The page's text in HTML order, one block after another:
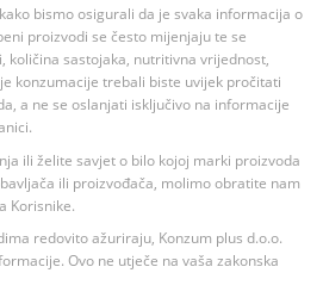
bismo osigurali da je svaka informacija o
proizvodi se često mijenjaju te se
količina sastojaka, nutritivna vrijednost,
konzumacije trebali biste uvijek pročitati
a ne se oslanjati isključivo na informacije
ili želite savjet o bilo kojoj marki proizvoda
ili proizvođača, molimo obratite nam
Korisnike.
redovito ažuriraju, Konzum plus d.o.o.
Ovo ne utječe na vaša zakonska